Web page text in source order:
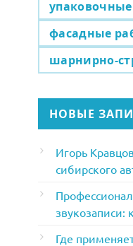
фасадные
шарнирно-
НОВЫЕ
Игорь
сибирского
звукозаписи:
Где